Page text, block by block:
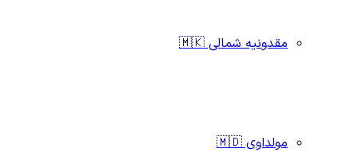
مقدونیه شمالی 🇲🇰
مولداوی 🇲🇩